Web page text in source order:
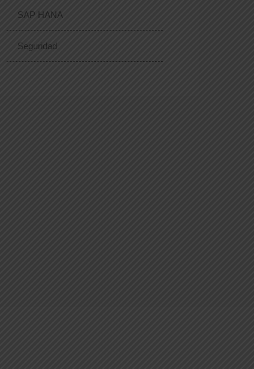
SAP HANA
Seguridad